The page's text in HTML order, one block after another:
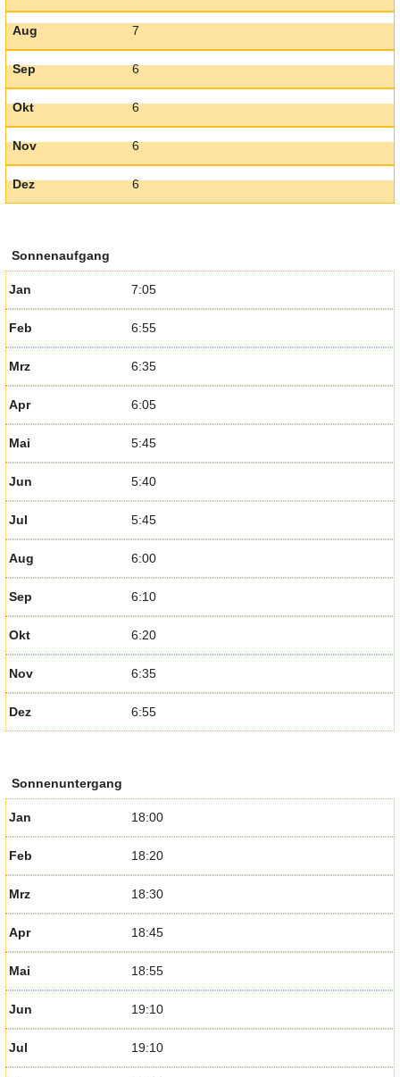
Aug 7
Sep 6
Okt 6
Nov 6
Dez 6
Sonnenaufgang
Jan 7:05
Feb 6:55
Mrz 6:35
Apr 6:05
Mai 5:45
Jun 5:40
Jul 5:45
Aug 6:00
Sep 6:10
Okt 6:20
Nov 6:35
Dez 6:55
Sonnenuntergang
Jan 18:00
Feb 18:20
Mrz 18:30
Apr 18:45
Mai 18:55
Jun 19:10
Jul 19:10